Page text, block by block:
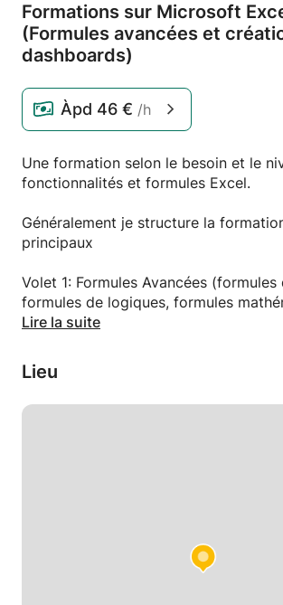
Formations sur Microsoft
(Formules avancées et
dashboards)
Àpd 46 € /h
Une formation selon le besoin et le
fonctionnalités et formules Excel.
Généralement je structure la
principaux
Volet 1: Formules Avancées (formules
formules de logiques, formules
Volet 2 : Cas pratique et création de
A la suite de ce cours, vous saurez
formules avancées que vous garderez
boîte à outils, mais aussi pouvoir les
Lire la suite
Lieu